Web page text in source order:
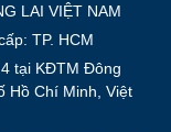
LAI VIỆT NAM
TP. HCM
tại KĐTM Đông
Hồ Chí Minh, Việt